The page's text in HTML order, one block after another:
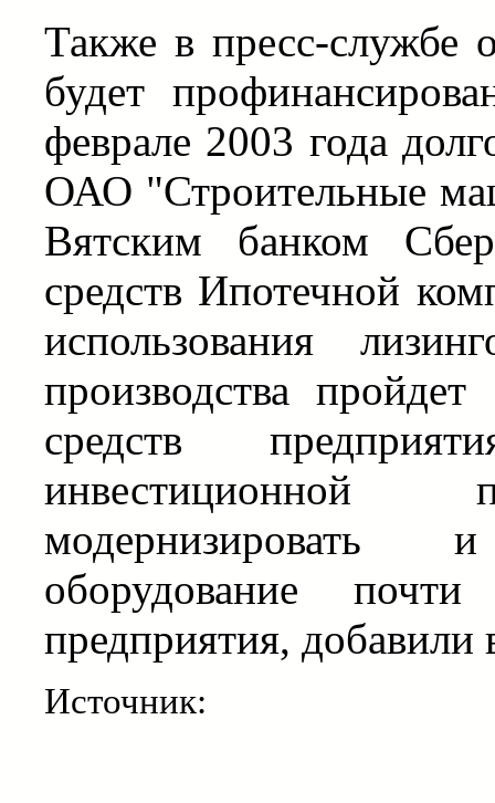
Также в пресс-службе
будет
феврале 2003 года
ОАО "Строительные
Вятским банком
средств Ипотечной
использования
производства
средств
инвестиционной
модернизировать
оборудование
предприятия, добавили
Источник: